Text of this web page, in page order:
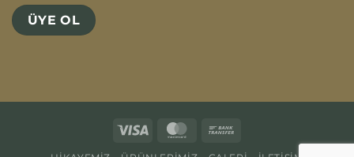
Visa MasterCard